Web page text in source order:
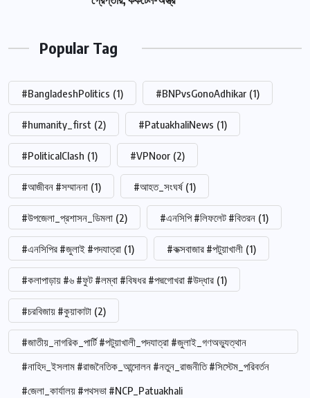
Popular Tag
#BangladeshPolitics (1) #BNPvsGonoAdhikar (1)
#humanity_first (2) #PatuakhaliNews (1)
#PoliticalClash (1) #VPNoor (2)
#আজীবন #সম্মাননা (1) #আহত_সংঘর্ষ (1)
#উপজেলা_প্রশাসন_ডিমলা (2) #এনসিপি #লিফলেট #বিতরন (1)
#এনসিপির #জুলাই #পদযাত্রা (1) #কক্সবাজার #পটুয়াখালী (1)
#কলাপাড়ায় #৬ #ফুট #লম্বা #বিষধর #পদ্মগোখরা #উদ্ধার (1)
#চরবিজায় #কুয়াকাটা (2)
#জাতীয়_নাগরিক_পার্টি #পটুয়াখালী_পদযাত্রা #জুলাই_গণঅভ্যুত্থান
#নাহিদ_ইসলাম #রাজনৈতিক_আন্দোলন #নতুন_রাজনীতি #সিস্টেম_পরিবর্তন
#জেলা_কার্যালয় #পথসভা #NCP_Patuakhali